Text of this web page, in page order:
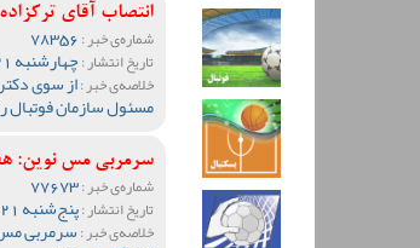
انتصاب آقای
شماره‌ی خبر :
تاریخ انتشار :چهارشنبه 21 تیر ماه 1402 ساعت 12:11
خلاصه‌ی خبر :از سوی
مسئول سازمان
سرمربی مس نوین:
شماره‌ی خبر :77673
تاریخ انتشار :پنج‌شنبه 21 مهر ماه 1401 ساعت 22:55
خلاصه‌ی خبر :سرمربی مس